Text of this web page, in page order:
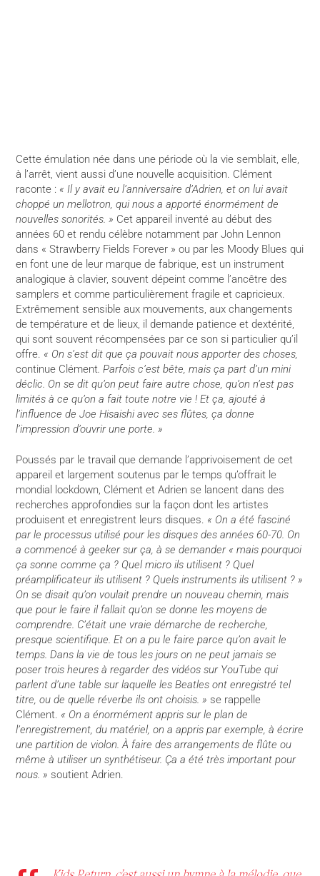
Cette émulation née dans une période où la vie semblait, elle,
à l’arrêt, vient aussi d’une nouvelle acquisition. Clément
raconte : « Il y avait eu l’anniversaire d’Adrien, et on lui avait
choppé un mellotron, qui nous a apporté énormément de
nouvelles sonorités. » Cet appareil inventé au début des
années 60 et rendu célèbre notamment par John Lennon
dans « Strawberry Fields Forever » ou par les Moody Blues qui
en font une de leur marque de fabrique, est un instrument
analogique à clavier, souvent dépeint comme l’ancêtre des
samplers et comme particulièrement fragile et capricieux.
Extrêmement sensible aux mouvements, aux changements
de température et de lieux, il demande patience et dextérité,
qui sont souvent récompensées par ce son si particulier qu’il
offre. « On s’est dit que ça pouvait nous apporter des choses,
continue Clément. Parfois c’est bête, mais ça part d’un mini
déclic. On se dit qu’on peut faire autre chose, qu’on n’est pas
limités à ce qu’on a fait toute notre vie ! Et ça, ajouté à
l’influence de Joe Hisaishi avec ses flûtes, ça donne
l’impression d’ouvrir une porte. »
Poussés par le travail que demande l’apprivoisement de cet
appareil et largement soutenus par le temps qu’offrait le
mondial lockdown, Clément et Adrien se lancent dans des
recherches approfondies sur la façon dont les artistes
produisent et enregistrent leurs disques. « On a été fasciné
par le processus utilisé pour les disques des années 60-70. On
a commencé à geeker sur ça, à se demander « mais pourquoi
ça sonne comme ça ? Quel micro ils utilisent ? Quel
préamplificateur ils utilisent ? Quels instruments ils utilisent ? »
On se disait qu’on voulait prendre un nouveau chemin, mais
que pour le faire il fallait qu’on se donne les moyens de
comprendre. C’était une vraie démarche de recherche,
presque scientifique. Et on a pu le faire parce qu’on avait le
temps. Dans la vie de tous les jours on ne peut jamais se
poser trois heures à regarder des vidéos sur YouTube qui
parlent d’une table sur laquelle les Beatles ont enregistré tel
titre, ou de quelle réverbe ils ont choisis. » se rappelle
Clément. « On a énormément appris sur le plan de
l’enregistrement, du matériel, on a appris par exemple, à écrire
une partition de violon. À faire des arrangements de flûte ou
même à utiliser un synthétiseur. Ça a été très important pour
nous. » soutient Adrien.